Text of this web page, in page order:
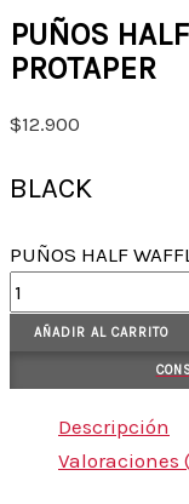
PUÑOS
PROTAPER
$12.900
BLACK
PUÑOS HALF
AÑADIR AL CARRITO
Descripción
Valoraciones